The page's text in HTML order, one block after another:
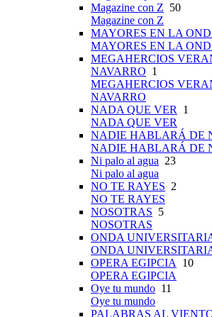
Magazine con Z 50
Magazine con Z
MAYORES EN LA
MAYORES EN LA
MEGAHERCIOS
NAVARRO 1
MEGAHERCIOS
NAVARRO
NADA QUE VER
1
NADA QUE VER
NADIE HABLARÁ DE
NADIE HABLARÁ DE
Ni palo al agua 23
Ni palo al agua
NO TE RAYES 2
NO TE RAYES
NOSOTRAS 5
NOSOTRAS
ONDA
ONDA
OPERA EGIPCIA
10
OPERA EGIPCIA
Oye tu mundo 11
Oye tu mundo
PALABRAS AL